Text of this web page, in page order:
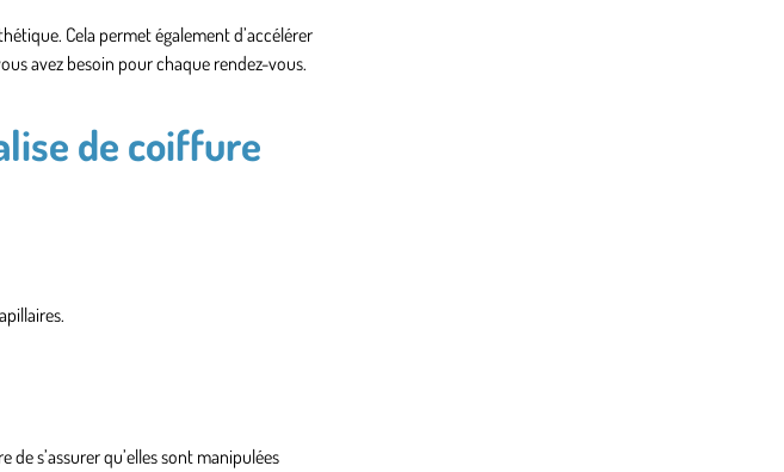
Cela permet également d’accélérer
avez besoin pour chaque rendez-vous.
de coiffure
s’assurer qu’elles sont manipulées